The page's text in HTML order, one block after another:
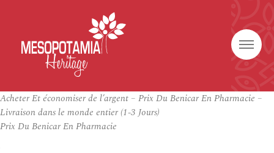
Acheter Et économiser de l’argent – Prix Du Benicar En Pharmacie –
Livraison dans le monde entier (1-3 Jours)
Prix Du Benicar En Pharmacie